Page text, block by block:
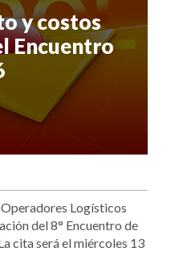
y costos
Encuentro
Logísticos
del 8° Encuentro de
cita será el miércoles 13